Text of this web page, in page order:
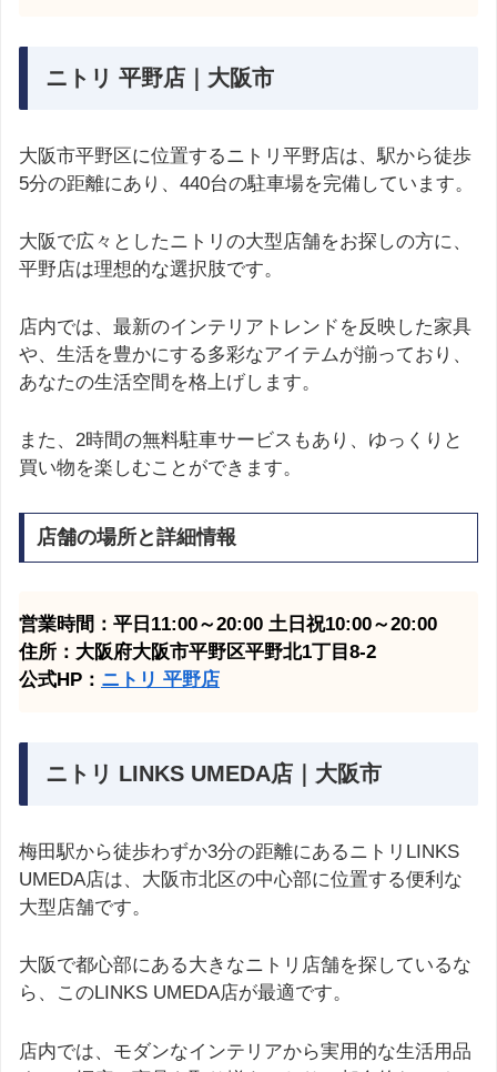
ニトリ 平野店｜大阪市
大阪市平野区に位置するニトリ平野店は、駅から徒歩
5分の距離にあり、440台の駐車場を完備しています。
大阪で広々としたニトリの大型店舗をお探しの方に、
平野店は理想的な選択肢です。
店内では、最新のインテリアトレンドを反映した家具
や、生活を豊かにする多彩なアイテムが揃っており、
あなたの生活空間を格上げします。
また、2時間の無料駐車サービスもあり、ゆっくりと
買い物を楽しむことができます。
店舗の場所と詳細情報
営業時間：平日11:00～20:00 土日祝10:00～20:00
住所：大阪府大阪市平野区平野北1丁目8-2
公式HP： ニトリ 平野店
ニトリ LINKS UMEDA店｜大阪市
梅田駅から徒歩わずか3分の距離にあるニトリLINKS
UMEDA店は、大阪市北区の中心部に位置する便利な
大型店舗です。
大阪で都心部にある大きなニトリ店舗を探しているな
ら、このLINKS UMEDA店が最適です。
店内では、モダンなインテリアから実用的な生活用品